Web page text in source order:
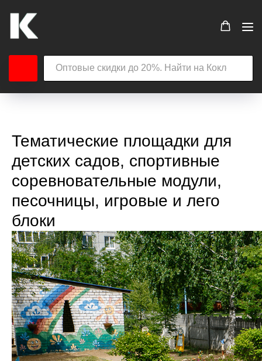
Тематические площадки для
детских садов, спортивные
соревновательные модули,
песочницы, игровые и лего
блоки